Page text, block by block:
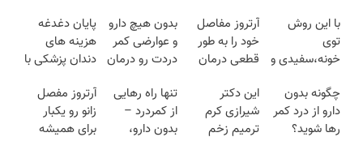
روزه ساخت!
سبک و مقاوم |
پرداخت قسطی
با این روش
توی
خونه،سفیدی و
برگردون
(40%off)
آرتروز مفاصل
خود را به طور
قطعی درمان
◗پرسش‌نامه◖
بدون هیچ دارو
و عوارضی کمر
دردت رو درمان
(پرسش‌نامه)
پایان دغدغه
هزینه های
دندان پزشکی با
کننده خانگی
چگونه بدون
دارو از درد کمر
رها شوید؟
این دکتر
شیرازی کرم
ترمیم زخم
تنها راه رهایی
از کمردرد –
بدون دارو،
آرتروز مفصل
زانو رو یکبار
برای همیشه